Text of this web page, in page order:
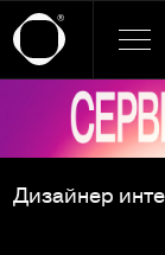
Ссылка
Дизайнер